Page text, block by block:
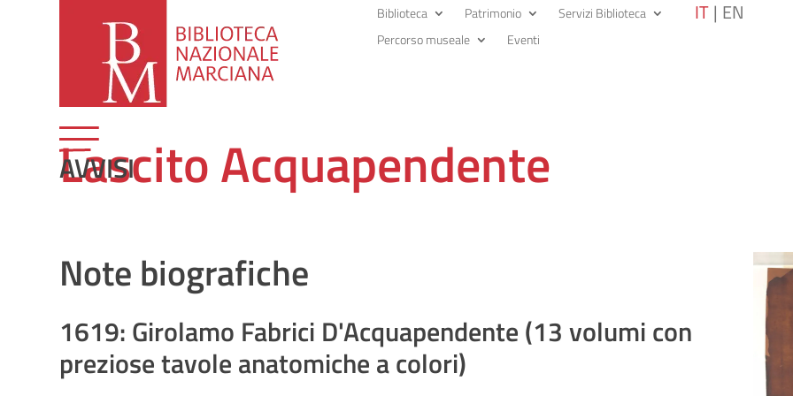
Biblioteca Patrimonio
Servizi Biblioteca
Percorso museale
Eventi
IT EN
AVVISI
Lascito Acquapendente
Note biografiche
1619: Girolamo Fabrici D'Acquapendente (13 volumi con
preziose tavole anatomiche a colori)